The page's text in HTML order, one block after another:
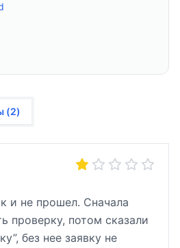
(2)
и не прошел. Сначала
проверку, потом сказали
без нее заявку не